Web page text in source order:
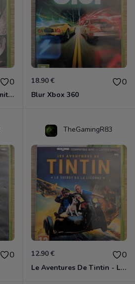
0
Dragon Ball Z : Burst Limit Xbox 360
18.90 € 0
Blur Xbox 360
0
TheGamingR83
12.90 € 0
Le Aventures De Tintin - Le Secret De La Licorne Xbox 360